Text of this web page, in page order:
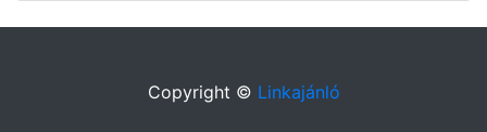
Copyright © Linkajánló